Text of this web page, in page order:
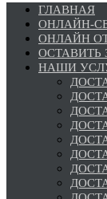
ГЛАВНАЯ
ОНЛАЙН-
ОНЛАЙН
ОСТАВИТЬ
НАШИ